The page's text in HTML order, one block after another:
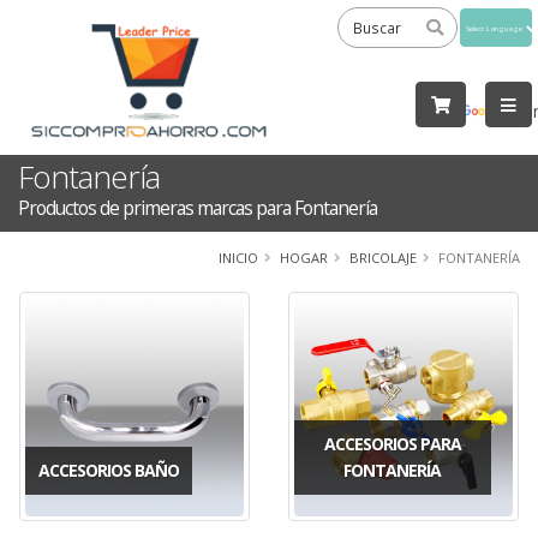
by
Fontanería
Productos de primeras marcas para Fontanería
INICIO HOGAR BRICOLAJE FONTANERÍA
ACCESORIOS BAÑO
ACCESORIOS PARA
FONTANERÍA